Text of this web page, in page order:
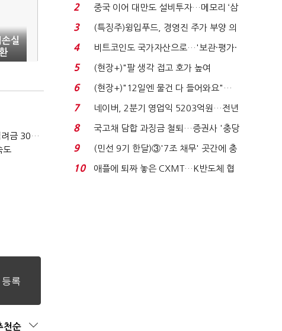
실
카카오, 올해 임금협약 최종 타결…연봉 6.3% 인상·격려금 300만원
도
천순
로봇·AI 등 논...
2
중국 이어 대만도 설비투자…메모리 ‘삼
국전쟁’
3
(특징주)윙입푸드, 경영진 주가 부양 의
지에 상한가...
4
비트코인도 국가자산으로…'보관·평가·
처분' 기준은 ...
5
(현장+)"팔 생각 접고 호가 높여
요"…'덜 똘똘한 한 채' 20...
6
(현장+)"12일엔 물건 다 들어와요"…
빈 매대 채우며 문 연 ...
7
네이버, 2분기 영업익 5203억원…전년
비 0.2% 감소...
8
국고채 담합 과징금 철퇴…증권사 '충당
금 폭탄' 우려...
9
(민선 9기 한달)③'7조 채무' 곳간에 충
격…추미애, 20년...
10
애플에 퇴짜 놓은 CXMT…K반도체 협